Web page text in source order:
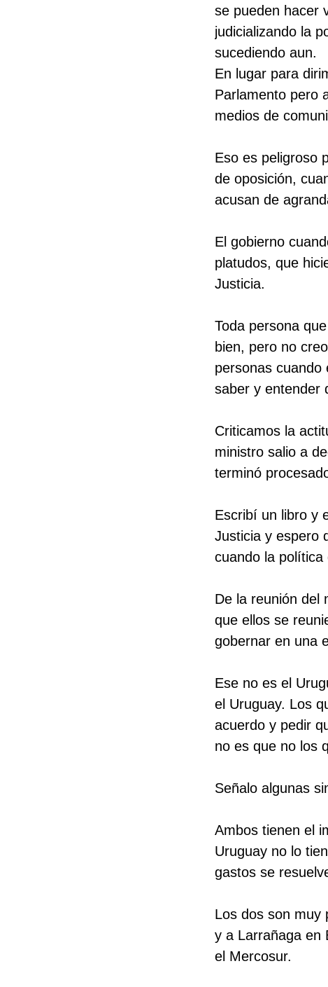
se pueden hacer
judicializando la
sucediendo aun.
En lugar para
Parlamento pero
medios de
Eso es peligroso
de oposición,
acusan de
El gobierno
platudos, que
Justicia.
Toda persona
bien, pero no
personas cuando
saber y entender
Criticamos la
ministro salio a
terminó
Escribí un libro y
Justicia y espero
cuando la
De la reunión del
que ellos se
gobernar en una
Ese no es el
el Uruguay. Los
acuerdo y pedir
no es que no los
Señalo algunas
Ambos tienen el
Uruguay no lo
gastos se
Los dos son muy
y a Larrañaga en
el Mercosur.